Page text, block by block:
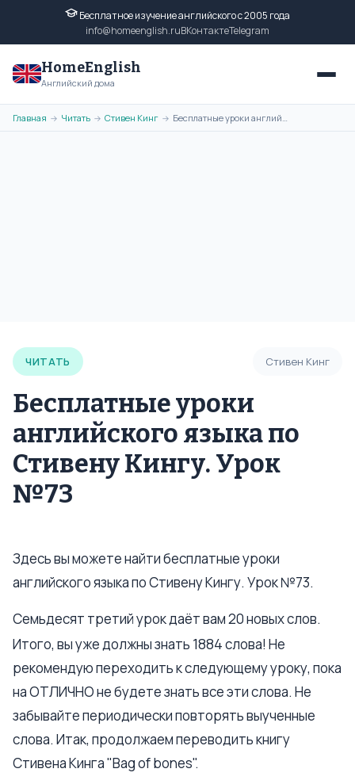
Бесплатное изучение английского с 2005 года
info@homeenglish.ruВКонтактеTelegram
HomeEnglish
Английский дома
Главная → Читать → Стивен Кинг → Бесплатные уроки английского языка по Стивену Кингу. Урок №73
ЧИТАТЬ Стивен Кинг
Бесплатные уроки
английского языка по
Стивену Кингу. Урок
№73
Здесь вы можете найти бесплатные уроки
английского языка по Стивену Кингу. Урок №73.
Семьдесят третий урок даёт вам 20 новых слов.
Итого, вы уже должны знать 1884слова! Не
рекомендую переходить к следующему уроку, пока
на ОТЛИЧНО не будете знать все эти слова. Не
забывайте периодически повторять выученные
слова. Итак, продолжаем переводить книгу
Стивена Кинга "Bag of bones".